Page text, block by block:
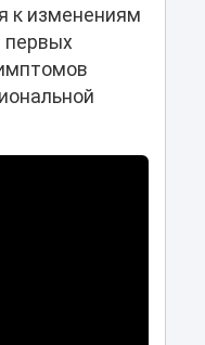
к изменениям
первых